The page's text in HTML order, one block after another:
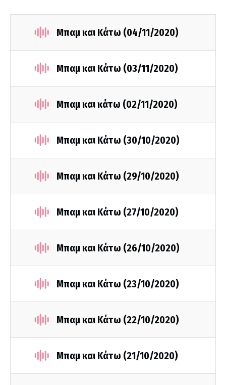
Μπαμ και Κάτω (04/11/2020)
Μπαμ και Κάτω (03/11/2020)
Μπαμ και κάτω (02/11/2020)
Μπαμ και Κάτω (30/10/2020)
Μπαμ και Κάτω (29/10/2020)
Μπαμ και Κάτω (27/10/2020)
Μπαμ και Κάτω (26/10/2020)
Μπαμ και Κάτω (23/10/2020)
Μπαμ και Κάτω (22/10/2020)
Μπαμ και Κάτω (21/10/2020)